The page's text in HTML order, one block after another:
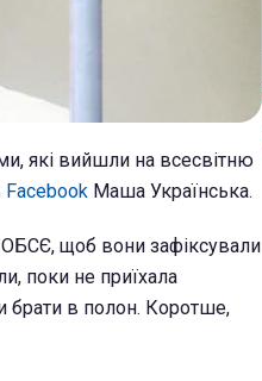
які вийшли на всесвітню
Facebook Маша Українська.
ОБСЄ, щоб вони зафіксували
поки не приїхала
брати в полон. Коротше,